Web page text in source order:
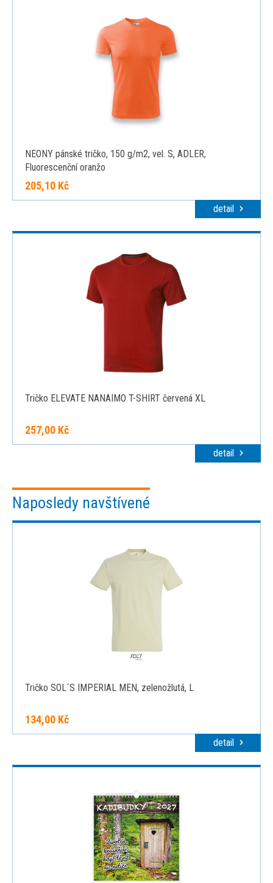
NEONY pánské tričko, 150 g/m2, vel. S, ADLER,
Fluorescenční oranžo
205,10 Kč
detail
Tričko ELEVATE NANAIMO T-SHIRT červená XL
257,00 Kč
detail
Naposledy navštívené
Tričko SOL´S IMPERIAL MEN, zelenožlutá, L
134,00 Kč
detail